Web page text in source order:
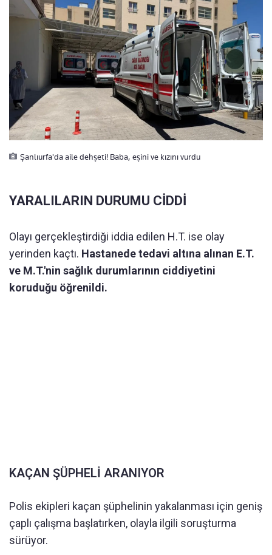
Şanlıurfa'da aile dehşeti! Baba, eşini ve kızını vurdu
YARALILARIN DURUMU CİDDİ
Olayı gerçekleştirdiği iddia edilen H.T. ise olay
yerinden kaçtı. Hastanede tedavi altına alınan E.T.
ve M.T.'nin sağlık durumlarının ciddiyetini
koruduğu öğrenildi.
KAÇAN ŞÜPHELİ ARANIYOR
Polis ekipleri kaçan şüphelinin yakalanması için geniş
çaplı çalışma başlatırken, olayla ilgili soruşturma
sürüyor.